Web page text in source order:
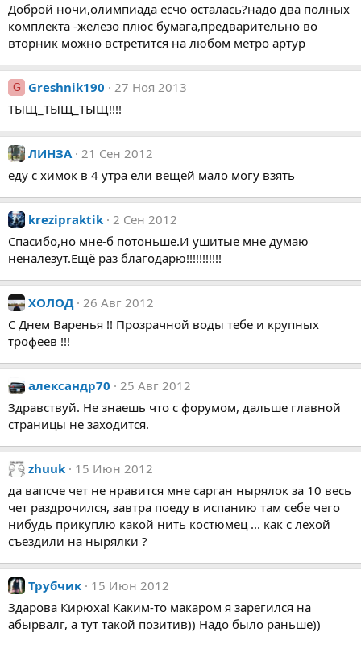
Доброй ночи,олимпиада есчо осталась?надо два полных
комплекта -железо плюс бумага,предварительно во
вторник можно встретится на любом метро артур
G Greshnik190
27 Ноя 2013
ТЫЩ_ТЫЩ_ТЫЩ!!!!
ЛИНЗА 21 Сен 2012
еду с химок в 4 утра ели вещей мало могу взять
krezipraktik 2 Сен 2012
Спасибо,но мне-б потоньше.И ушитые мне думаю
неналезут.Ещё раз благодарю!!!!!!!!!!!
ХОЛОД 26 Авг 2012
С Днем Варенья !! Прозрачной воды тебе и крупных
трофеев !!!
александр70
25 Авг 2012
Здравствуй. Не знаешь что с форумом, дальше главной
страницы не заходится.
zhuuk
15 Июн 2012
да вапсче чет не нравится мне сарган нырялок за 10 весь
чет раздрочился, завтра поеду в испанию там себе чего
нибудь прикуплю какой нить костюмец ... как с лехой
съездили на нырялки ?
Трубчик
15 Июн 2012
Здарова Кирюха! Каким-то макаром я зарегился на
абырвалг, а тут такой позитив)) Надо было раньше))